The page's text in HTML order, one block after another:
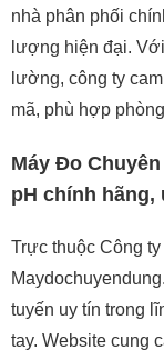
nhà phân phối
lượng hiện đại.
lường, công ty
mã, phù hợp
Máy Đo
pH chính hãng,
Trực thuộc Công
tuyến uy tín trong
tay. Website cung